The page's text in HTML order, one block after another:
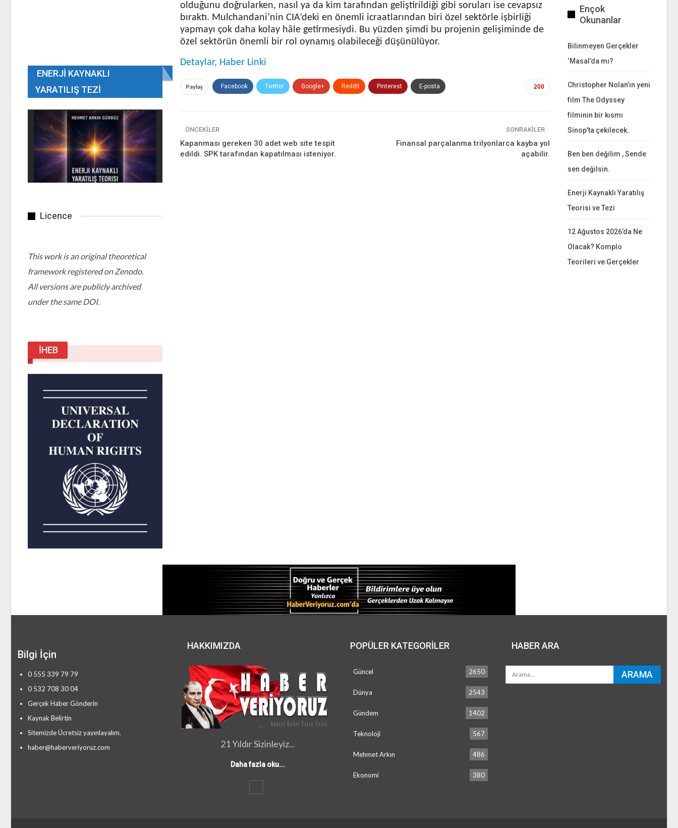
olduğunu doğrularken, nasıl ya da kim tarafından geliştirildiği gibi soruları ise cevapsız
bıraktı. Mulchandani’nin CIA’deki en önemli icraatlarından biri özel sektörle işbirliği
yapmayı çok daha kolay hâle getirmesiydi. Bu yüzden şimdi bu projenin gelişiminde de
özel sektörün önemli bir rol oynamış olabileceği düşünülüyor.
Detaylar, Haber Linki
200
Paylaş Facebook Twitter Google+ ReddIt Pinterest E-posta
ÖNCEKILER
Kapanması gereken 30 adet web site tespit
edildi. SPK tarafından kapatılması isteniyor.
SONRAKILER
Finansal parçalanma trilyonlarca kayba yol
açabilir.
ENERJI KAYNAKLI
YARATILIŞ TEZI
Licence
This work is an original theoretical
framework registered on Zenodo.
All versions are publicly archived
under the same DOI.
İHEB
Ençok
Okunanlar
Bilinmeyen Gerçekler
‘Masal’da mı?
Christopher Nolan’ın yeni
film The Odyssey
filminin bir kısmı
Sinop’ta çekilecek.
Ben ben değilim , Sende
sen değilsin.
Enerji Kaynaklı Yaratılış
Teorisi ve Tezi
12 Ağustos 2026’da Ne
Olacak? Komplo
Teorileri ve Gerçekler
Bilgi İçin
0 555 339 79 79
0 532 708 30 04
Gerçek Haber Gönderin
Kaynak Belirtin
Sitemizde Ücretsiz yayınlayalım.
haber@haberveriyoruz.com
HAKKIMIZDA
21 Yıldır Sizinleyiz...
Daha fazla oku...
POPÜLER KATEGORILER
Güncel 2650
Dünya 2543
Gündem 1402
Teknoloji 567
Mehmet Arkın 486
Ekonomi 380
HABER ARA